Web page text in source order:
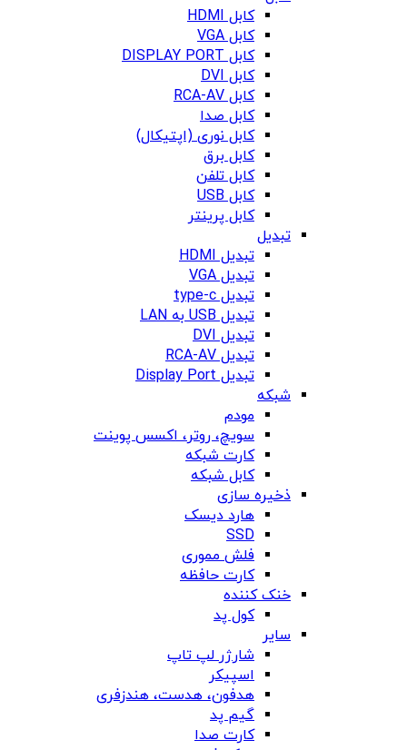
کابل HDMI
کابل VGA
کابل DISPLAY PORT
کابل DVI
کابل RCA-AV
کابل صدا
کابل نوری (اپتیکال)
کابل برق
کابل تلفن
کابل USB
کابل پرینتر
تبدیل
تبدیل HDMI
تبدیل VGA
تبدیل type-c
تبدیل USB به LAN
تبدیل DVI
تبدیل RCA-AV
تبدیل Display Port
شبکه
مودم
سویچ، روتر، اکسس پوینت
کارت شبکه
کابل شبکه
ذخیره سازی
هارد دیسک
SSD
فلش مموری
کارت حافظه
خنک کننده
کول پد
سایر
شارژر لپ تاپ
اسپیکر
هدفون، هدست، هندزفری
گیم پد
کارت صدا